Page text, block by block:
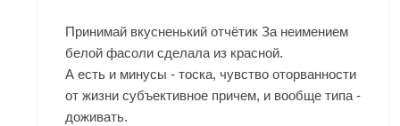
Принимай вкусненький отчётик За неимением
белой фасоли сделала из красной.
А есть и минусы - тоска, чувство оторванности
от жизни субъективное причем, и вообще типа -
доживать.